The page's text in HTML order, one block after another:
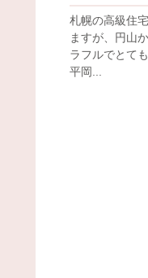
札幌の高級住
ますが、円山
ラフルでとて
平岡...